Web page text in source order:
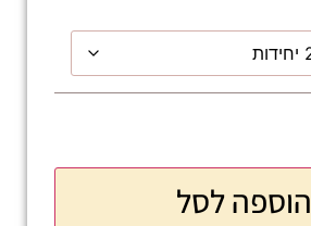
הוספה לסל